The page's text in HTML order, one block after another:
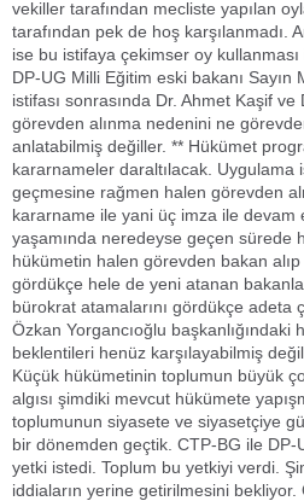
vekiller tarafından mecliste yapılan
tarafından pek de hoş karşılanmadı.
ise bu istifaya çekimser oy kullanması
DP-UG Milli Eğitim eski bakanı Sayın
istifası sonrasında Dr. Ahmet Kaşif ve
görevden alınma nedenini ne
anlatabilmiş değiller. ** Hükümet
kararnameler daraltılacak. Uygulama
geçmesine rağmen halen görevden
kararname ile yani üç imza ile devam
yaşamında neredeyse geçen sürede
hükümetin halen görevden bakan
gördükçe hele de yeni atanan
bürokrat atamalarını gördükçe adeta
Özkan Yorgancıoğlu
beklentileri henüz karşılayabilmiş
Küçük hükümetinin toplumun büyük
algısı şimdiki mevcut hükümete
toplumunun siyasete ve siyasetçiye
bir dönemden geçtik. CTP-BG ile
yetki istedi. Toplum bu yetkiyi verdi.
iddiaların yerine getirilmesini